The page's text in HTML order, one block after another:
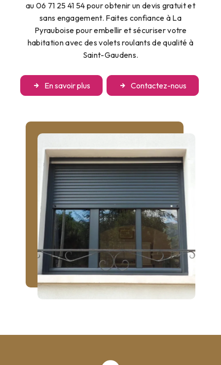
au 06 71 25 41 54 pour obtenir un devis gratuit et
sans engagement. Faites confiance à La
Pyrauboise pour embellir et sécuriser votre
habitation avec des volets roulants de qualité à
Saint-Gaudens.
En savoir plus Contactez-nous